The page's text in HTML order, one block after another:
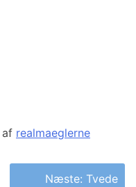
af realmaeglerne
Næste: Tvede